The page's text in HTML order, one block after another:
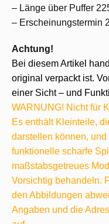
– Länge über Puffer
– Erscheinungstermin
Achtung!
Bei diesem Artikel
original verpackt ist.
einer Sicht – und
WARNUNG! Nicht für
Es enthält Kleinteile,
darstellen können,
funktionelle scharfe
maßstabsgetreues
Vorsichtig behandeln.
den Abbildungen
Angaben und die